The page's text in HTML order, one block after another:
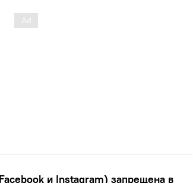
и Instagram) запрещена в